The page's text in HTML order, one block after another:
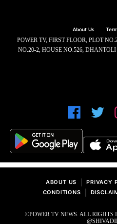
About Us
POWER TV, FIRST FLOOR, PLOT
NO.20-2, HOUSE NO.526, DHANTOLI
ABOUT US PRIVACY
CONDITIONS
©POWER TV NEWS. ALL RIGHTS